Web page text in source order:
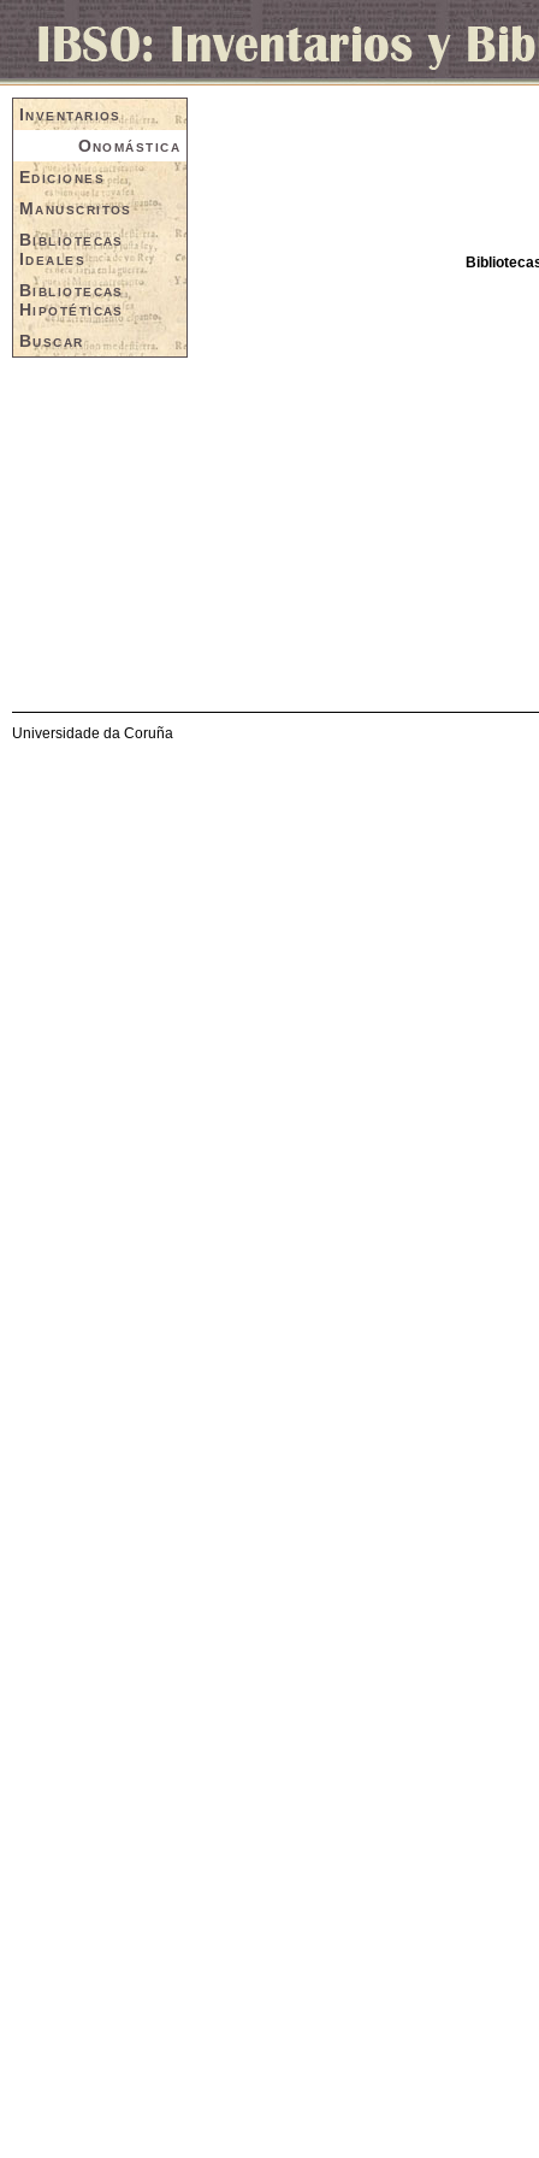
Inventarios
Onomástica
Ediciones
Manuscritos
Bibliotecas
Ideales
Bibliotecas
Hipotéticas
Buscar
Universidade da Coruña